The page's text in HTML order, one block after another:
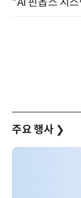
주요 행사 ❯